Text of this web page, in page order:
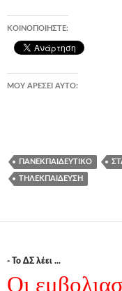
ΚΟΙΝΟΠΟΙΉΣΤΕ:
ΜΟΥ ΑΡΈΣΕΙ ΑΥΤΌ:
ΠΑΝΕΚΠΑΙΔΕΥΤΙΚΌ
ΤΗΛΕΚΠΑΊΔΕΥΣΗ
- Το ΔΣ λέει ...
Οι